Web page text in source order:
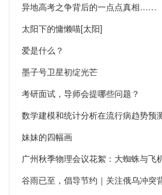
异地高考之争背后的一点点真相……
太阳下的慵懒喵[太阳]
爱是什么？
墨子号卫星初绽光芒
考研面试，导师会提哪些问题？
数学建模和统计分析在流行病趋势预
妹妹的四幅画
广州秋季物理会议花絮：大蜘蛛与飞
谷雨已至，倡导节约｜关注俄乌冲突